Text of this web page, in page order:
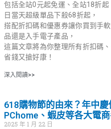
包括全站0元起免運、全站18折
日當天超級單品下殺68折起，
搭配折扣碼和優惠券讓你買到手
品還是入手電子產品，
這篇文章將為你整理所有折扣碼
省錢又搶好康！
深入閱讀>>
618購物節的由來？年中
PChome、蝦皮等各大電
2025 年 1 月 22 日